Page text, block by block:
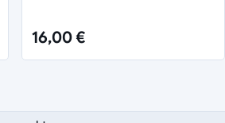
16,00 €